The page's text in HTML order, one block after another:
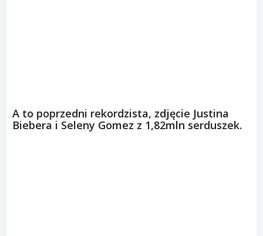
A to poprzedni rekordzista, zdjęcie Justina
Biebera i Seleny Gomez z 1,82mln serduszek.